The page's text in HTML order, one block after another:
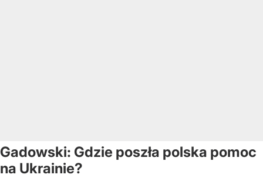
Gadowski: Gdzie poszła polska pomoc
na Ukrainie?